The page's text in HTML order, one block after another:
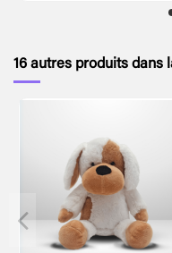
16 autres produits dans